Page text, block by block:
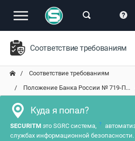
Соответствие требованиям
Соответствие требованиям
Положение Банка России № 719-П...
Куда я попал?
SECURITM это SGRC система, ?
службах информационной безопасности.